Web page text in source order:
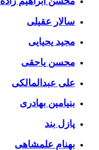
سالار عقیلی
مجید یحیایی
محسن یاحقی
علی عبدالمالکی
بنیامین بهادری
پازل بند
بهنام علمشاهی